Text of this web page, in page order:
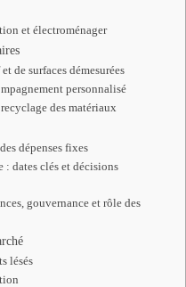
et électroménager
de surfaces démesurées
personnalisé
des matériaux
dépenses fixes
dates clés et décisions
gouvernance et rôle des
lésés